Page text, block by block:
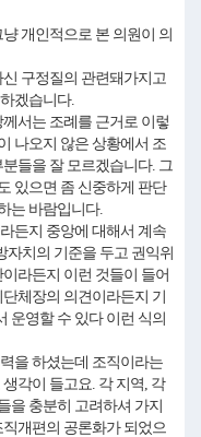
개인적으로 본 의원이 의
구정질의 관련돼가지고
겠습니다.
서는 조례를 근거로 이렇
나오지 않은 상황에서 조
들을 잘 모르겠습니다. 그
있으면 좀 신중하게 판단
는 바람입니다.
든지 중앙에 대해서 계속
치의 기준을 두고 권익위
라든지 이런 것들이 들어
체장의 의견이라든지 기
운영할 수 있다 이런 식의
을 하셨는데 조직이라는
각이 들고요. 각 지역, 각
을 충분히 고려하셔 가지
개편의 공론화가 되었으